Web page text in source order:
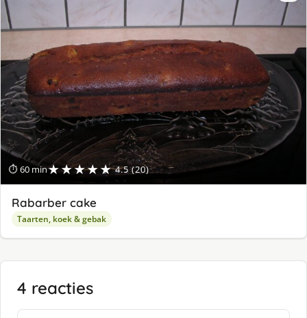
⏱ 60 min★★★★★ 4.5 (20)
Rabarber cake
Taarten, koek & gebak
4 reacties